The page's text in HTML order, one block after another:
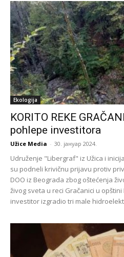
Ekologija
KORITO REKE
pohlepe investitora
Užice Media - 30. јануар 2024.
Udruženje "Libergraf" iz Užica i
su podneli krivičnu prijavu protiv
DOO iz Beograda zbog oštećenja
živog sveta u reci Gračanici u
investitor izgradio tri male